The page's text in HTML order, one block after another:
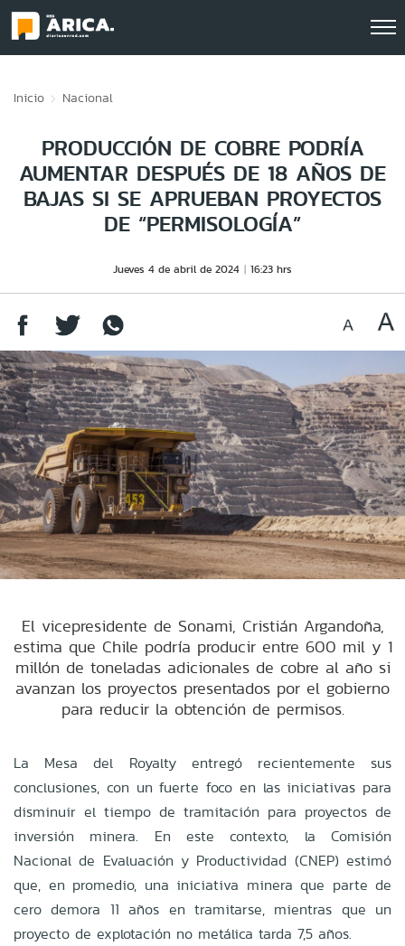
Inicio Nacional
PRODUCCIÓN DE COBRE PODRÍA
AUMENTAR DESPUÉS DE 18 AÑOS DE
BAJAS SI SE APRUEBAN PROYECTOS
DE “PERMISOLOGÍA”
Jueves 4 de abril de 2024 16:23 hrs
El vicepresidente de Sonami, Cristián Argandoña,
estima que Chile podría producir entre 600 mil y 1
millón de toneladas adicionales de cobre al año si
avanzan los proyectos presentados por el gobierno
para reducir la obtención de permisos.
La Mesa del Royalty entregó recientemente sus
conclusiones, con un fuerte foco en las iniciativas para
disminuir el tiempo de tramitación para proyectos de
inversión minera. En este contexto, la Comisión
Nacional de Evaluación y Productividad (CNEP) estimó
que, en promedio, una iniciativa minera que parte de
cero demora 11 años en tramitarse, mientras que un
proyecto de explotación no metálica tarda 7,5 años.